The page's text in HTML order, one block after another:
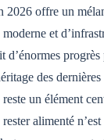
2026 offre un
et
d’énormes
des
un élément
alimenté n’est